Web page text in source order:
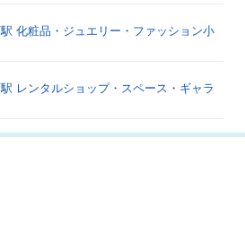
化粧品・ジュエリー・ファッション小
レンタルショップ・スペース・ギャラ